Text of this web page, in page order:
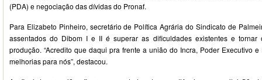
(PDA) e negociação das dívidas do Pronaf.
Para Elizabeto Pinheiro, secretário de Política Agrária do Sindicato de
assentados do Dibom I e II é superar as dificuldades existentes e tornar
produção. “Acredito que daqui pra frente a união do Incra, Poder Executivo
melhorias para nós”, destacou.